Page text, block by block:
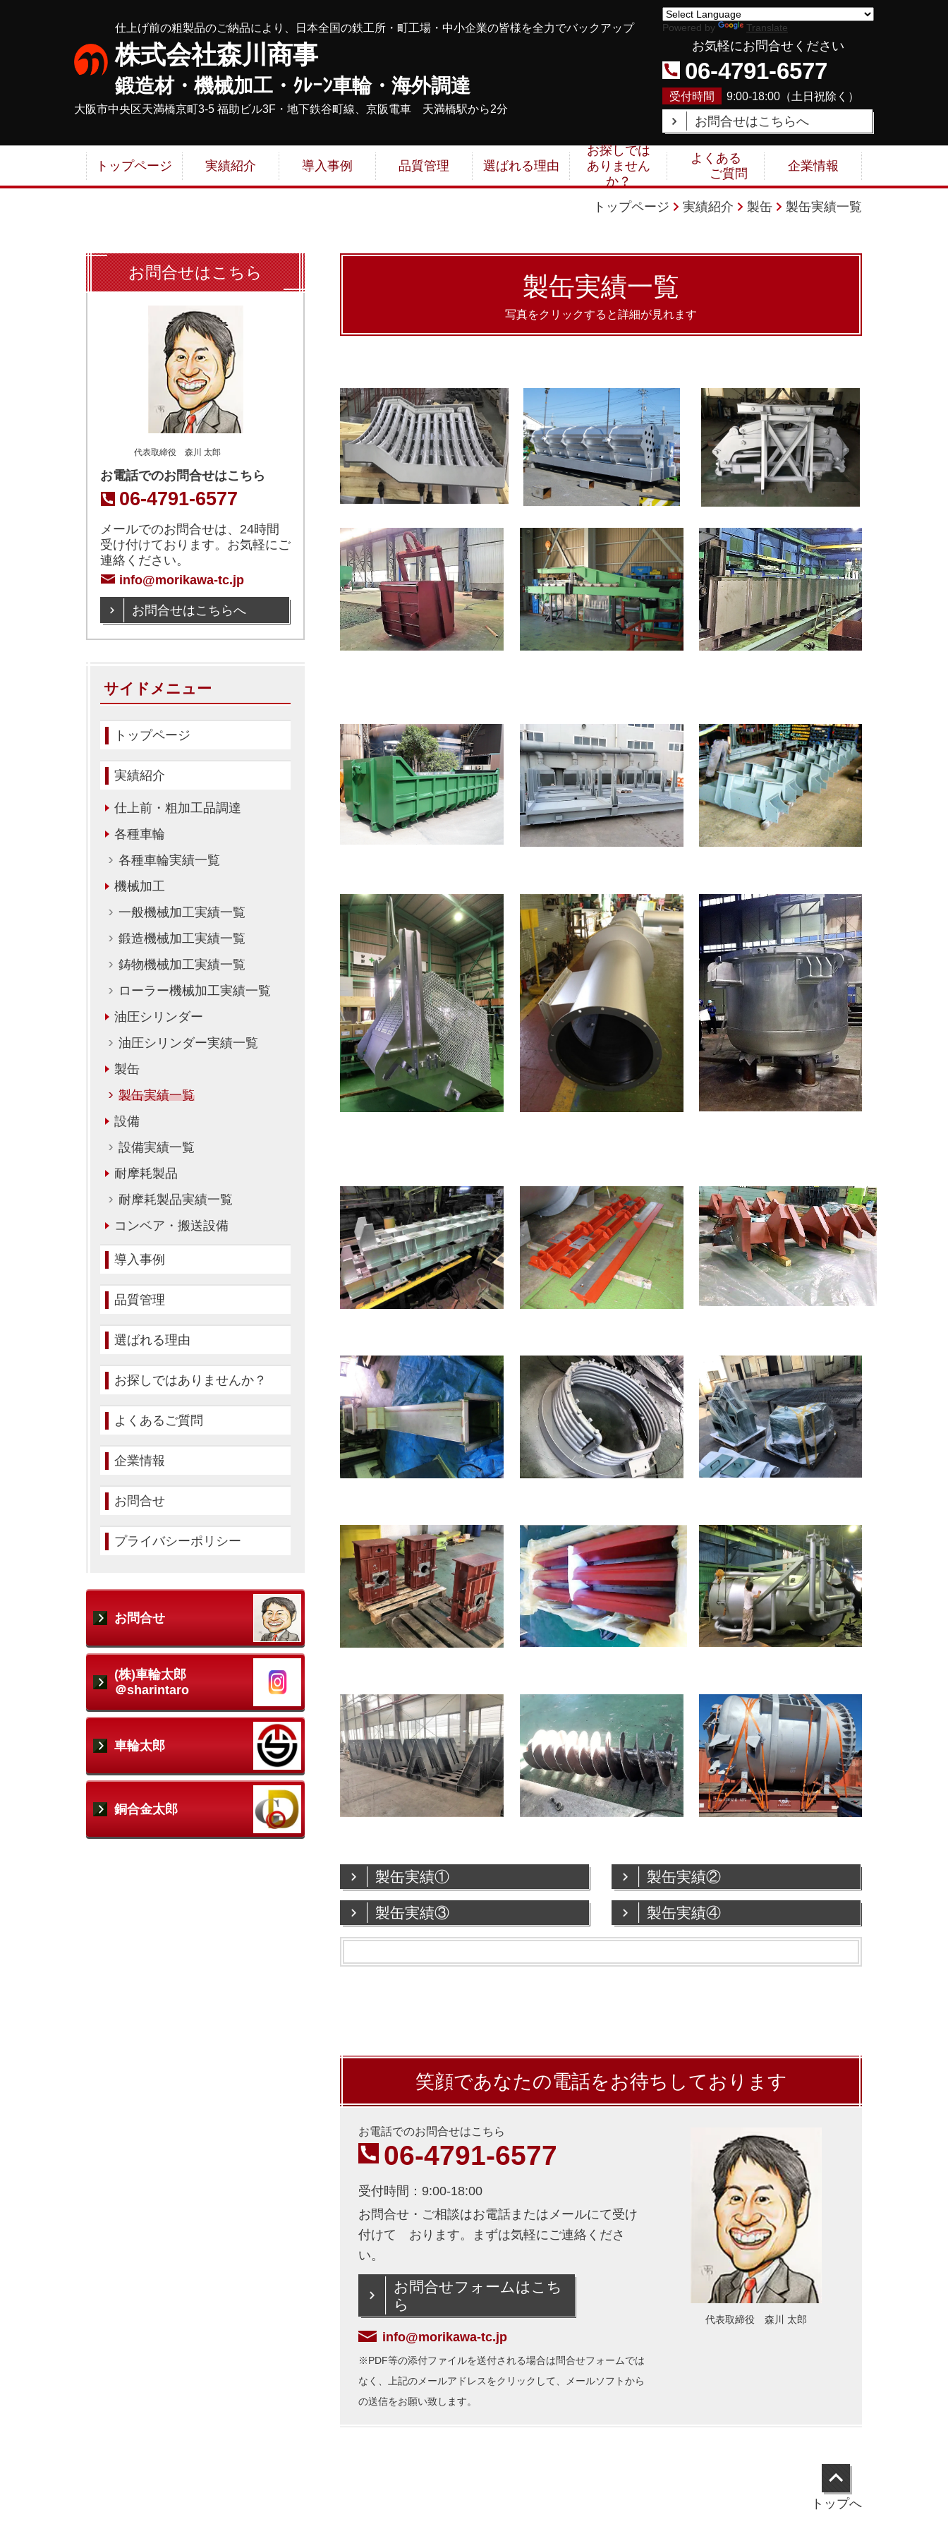
仕上げ前の粗製品のご納品により、日本全国の鉄工所・町工場・中小企業の皆様を全力でバックアップ
株式会社森川商事
鍛造材・機械加工・ｸﾚｰﾝ車輪・海外調達
大阪市中央区天満橋京町3-5 福助ビル3F・ 地下鉄谷町線、京阪電車 天満橋駅から2分
Powered by Translate
お気軽にお問合せください
06-4791-6577
受付時間 9:00-18:00（土日祝除く ）
お問合せはこちらへ
トップページ 実績紹介 導入事例 品質管理 選ばれる理由
お探しでは
ありません
か？
よくある
ご質問
企業情報
トップページ 実績紹介 製缶 製缶実績一覧
製缶実績一覧
写真をクリックすると詳細が見れます
製缶実績① 製缶実績②
製缶実績③ 製缶実績④
笑顔であなたの電話をお待ちしております
代表取締役 森川 太郎
お電話でのお問合せはこちら
06-4791-6577
受付時間：9:00-18:00
お問合せ・ご相談はお電話またはメールにて受け
付けて おります。まずは気軽にご連絡くださ
い。
お問合せフォームはこち
ら
info@morikawa-tc.jp
※PDF等の添付ファイルを送付される場合は問合せフォームでは
なく、上記のメールアドレスをクリックして、メールソフトから
の送信をお願い致します。
トップへ
お問合せはこちら
代表取締役 森川 太郎
お電話でのお問合せはこちら
06-4791-6577
メールでのお問合せは、24時間
受け付けております。お気軽にご
連絡ください。
info@morikawa-tc.jp
お問合せはこちらへ
サイドメニュー
トップページ
実績紹介
仕上前・粗加工品調達
各種車輪
各種車輪実績一覧
機械加工
一般機械加工実績一覧
鍛造機械加工実績一覧
鋳物機械加工実績一覧
ローラー機械加工実績一覧
油圧シリンダー
油圧シリンダー実績一覧
製缶
製缶実績一覧
設備
設備実績一覧
耐摩耗製品
耐摩耗製品実績一覧
コンベア・搬送設備
導入事例
品質管理
選ばれる理由
お探しではありませんか？
よくあるご質問
企業情報
お問合せ
プライバシーポリシー
お問合せ
(株)車輪太郎
＠sharintaro
車輪太郎
銅合金太郎